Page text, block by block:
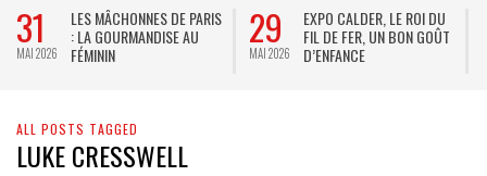
31
MAI 2026
LES MÂCHONNES DE PARIS
: LA GOURMANDISE AU
FÉMININ
29
MAI 2026
EXPO CALDER, LE ROI DU
FIL DE FER, UN BON GOÛT
D’ENFANCE
ALL POSTS TAGGED
LUKE CRESSWELL